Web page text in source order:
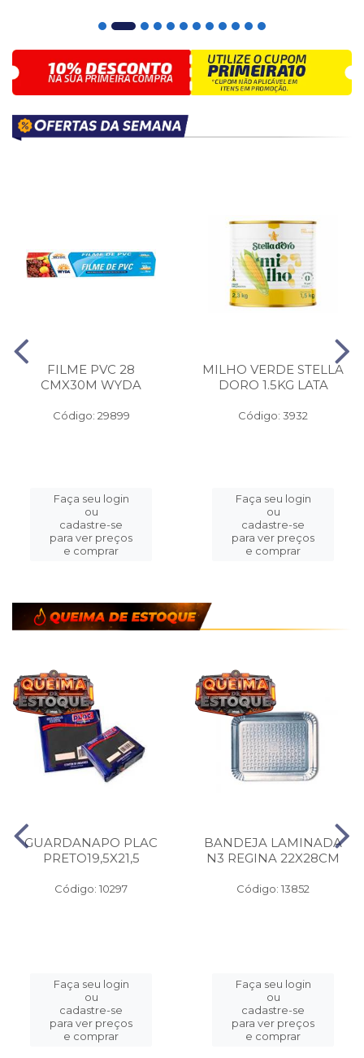
FILME PVC 28
CMX30M WYDA
Código: 29899
Faça seu login
ou
cadastre-se
para ver preços
e comprar
MILHO VERDE STELLA
DORO 1.5KG LATA
Código: 3932
Faça seu login
ou
cadastre-se
para ver preços
e comprar
GUARDANAPO PLAC
PRETO19,5X21,5
Código: 10297
Faça seu login
ou
cadastre-se
para ver preços
e comprar
BANDEJA LAMINADA
N3 REGINA 22X28CM
Código: 13852
Faça seu login
ou
cadastre-se
para ver preços
e comprar